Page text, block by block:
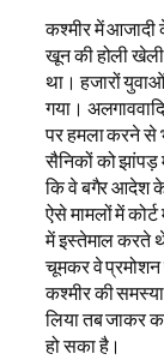
कश्मीर में
खून की होली
था। हजारों
गया।
पर हमला करने से
सैनिकों को झांपड़
कि वे बगैर आदेश
ऐसे मामलों में
में इस्तेमाल करते
चूमकर वे प्रमोशन
कश्मीर की
लिया तब जाकर
हो सका है।